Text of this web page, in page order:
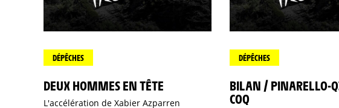
DÉPÊCHES
DEUX HOMMES EN TÊTE
L'accélération de Xabier Azparren
DÉPÊCHES
BILAN / PINARELLO-
COQ